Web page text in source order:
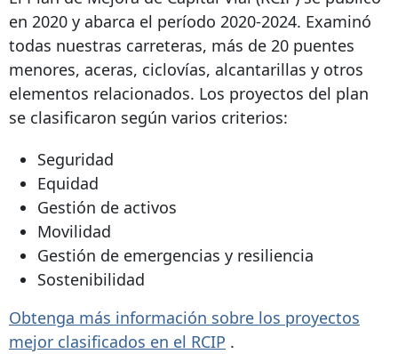
en 2020 y abarca el período 2020-2024. Examinó
todas nuestras carreteras, más de 20 puentes
menores, aceras, ciclovías, alcantarillas y otros
elementos relacionados. Los proyectos del plan
se clasificaron según varios criterios:
Seguridad
Equidad
Gestión de activos
Movilidad
Gestión de emergencias y resiliencia
Sostenibilidad
Obtenga más información sobre los proyectos
mejor clasificados en el RCIP .